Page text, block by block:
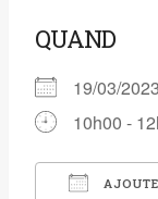
QUAND
19/03/
10h00 -